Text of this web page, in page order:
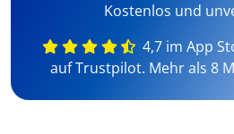
Kostenlos und
4,7 im App
auf Trustpilot. Mehr als 8